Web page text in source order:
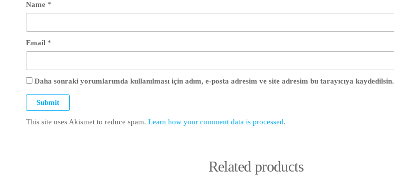
Name *
Email *
Daha sonraki yorumlarımda kullanılması için adım, e-posta adresim ve site adresim bu tarayıcıya kaydedilsin.
This site uses Akismet to reduce spam. Learn how your comment data is processed.
Related products